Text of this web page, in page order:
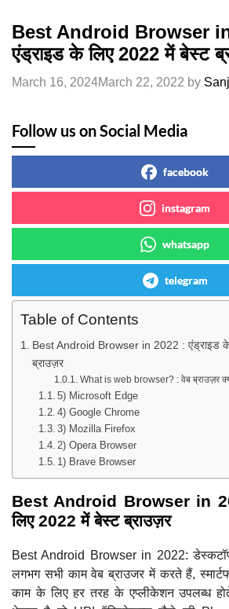
Best Android Browser
एंड्राइड के लिए 2022 में बेस्ट
March 16, 2024March 22, 2022 by
Follow us on Social Media
facebook
instagram
whatsapp
telegram
Table of Contents
Best Android Browser in 2022 : एंड्राइड
ब्राउज़र
What is web browser? : वेब ब्राउज़र
5) Microsoft Edge
4) Google Chrome
3) Mozilla Firefox
2) Opera Browser
1) Brave Browser
Best Android Browser in
लिए 2022 में बेस्ट ब्राउज़र
Best Android Browser in 2022:
लगभग सभी काम वेब ब्राउजर में करते हैं,
काम के लिए हर तरह के एप्लीकेशन उपलब्ध